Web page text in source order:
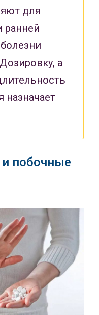
для
ранней
а
назначает
побочные